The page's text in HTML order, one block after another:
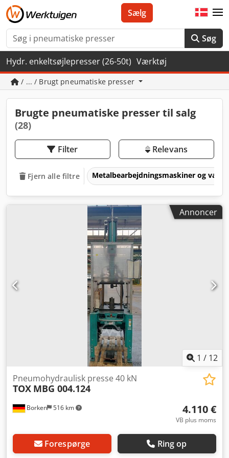
Søg
Sælg
Hydr. enkeltsøjlepresser (26-50t) Værktøj
/ ... / Brugt pneumatiske presser
Brugte pneumatiske presser til salg
(28)
Filter Relevans
Fjern alle filtre Metalbearbejdningsmaskiner og
Annoncer
1 / 12
Borken 516 km
Pneumohydraulisk presse 40 kN
TOX MBG 004.124
4.110 €
VB plus moms
Forespørge Ring op